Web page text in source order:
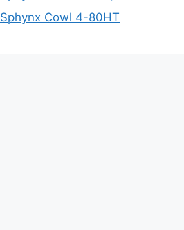
Sphynx Cowl 4-80HT